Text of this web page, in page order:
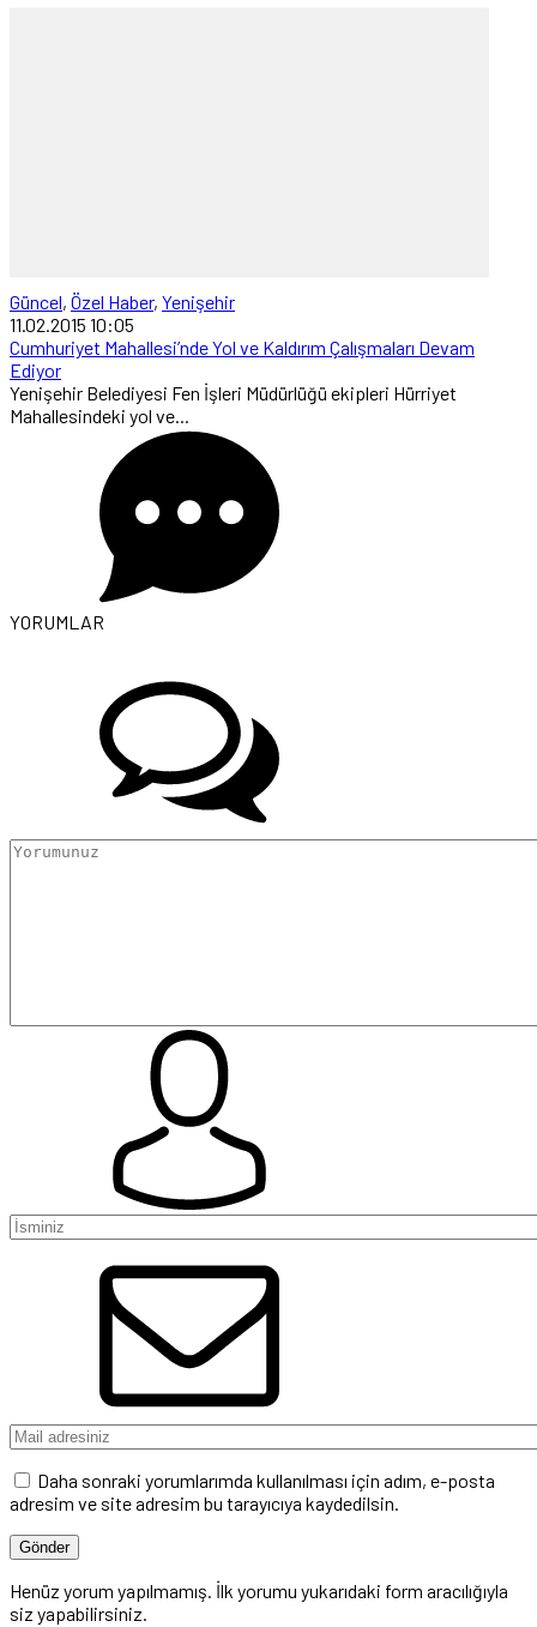
Güncel, Özel Haber, Yenişehir
11.02.2015 10:05
Cumhuriyet Mahallesi’nde Yol ve Kaldırım Çalışmaları Devam
Ediyor
Yenişehir Belediyesi Fen İşleri Müdürlüğü ekipleri Hürriyet
Mahallesindeki yol ve...
YORUMLAR
Daha sonraki yorumlarımda kullanılması için adım, e-posta
adresim ve site adresim bu tarayıcıya kaydedilsin.
Henüz yorum yapılmamış. İlk yorumu yukarıdaki form aracılığıyla
siz yapabilirsiniz.